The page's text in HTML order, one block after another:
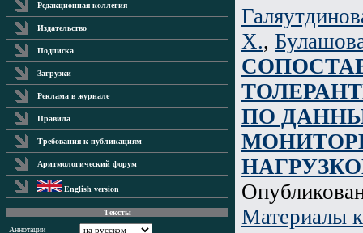
Редакционная коллегия
Издательство
Подписка
Загрузки
Реклама в журнале
Правила
Требования к публикациям
Аритмологический форум
English version
Тексты
Аннотации
Х.,
ПО
Материалы